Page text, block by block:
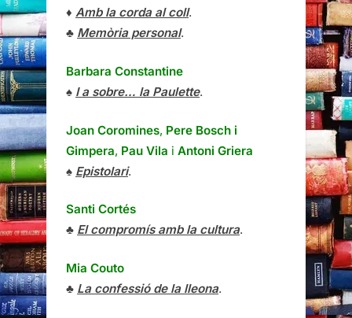
♦ Amb la corda al coll.
♣ Memòria personal.
Barbara Constantine
♠ I a sobre… la Paulette.
Joan Coromines, Pere Bosch i
Gimpera, Pau Vila i Antoni Griera
♠ Epistolari.
Santi Cortés
♣ El compromís amb la cultura.
Mia Couto
♣ La confessió de la lleona.